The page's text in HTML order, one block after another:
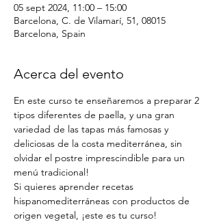
05 sept 2024, 11:00 – 15:00
Barcelona, C. de Vilamarí, 51, 08015
Barcelona, Spain
Acerca del evento
En este curso te enseñaremos a preparar 2
tipos diferentes de paella, y una gran
variedad de las tapas más famosas y
deliciosas de la costa mediterránea, sin
olvidar el postre imprescindible para un
menú tradicional!
Si quieres aprender recetas
hispanomediterráneas con productos de
origen vegetal, ¡este es tu curso!